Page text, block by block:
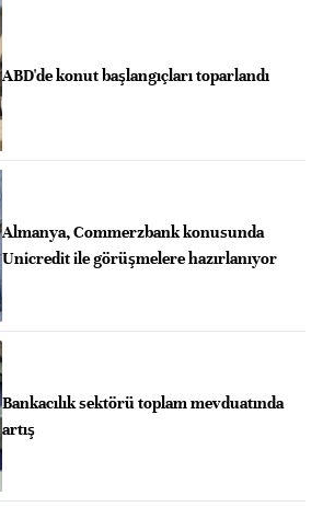
ABD'de konut başlangıçları toparlandı
Almanya, Commerzbank konusunda
Unicredit ile görüşmelere hazırlanıyor
Bankacılık sektörü toplam mevduatında
artış